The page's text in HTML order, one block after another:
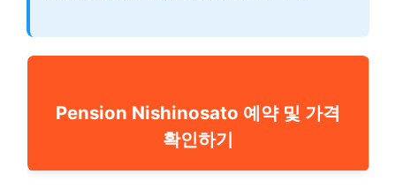
Pension Nishinosato 예약 및 가격
확인하기